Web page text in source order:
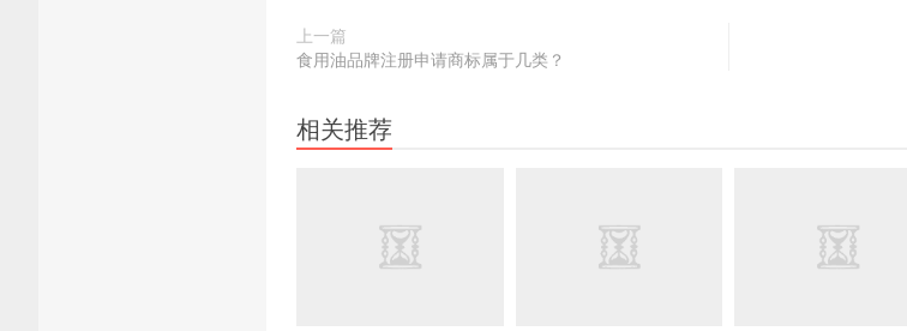
上一篇
食用油品牌注册申请商标属于几类？
相关推荐